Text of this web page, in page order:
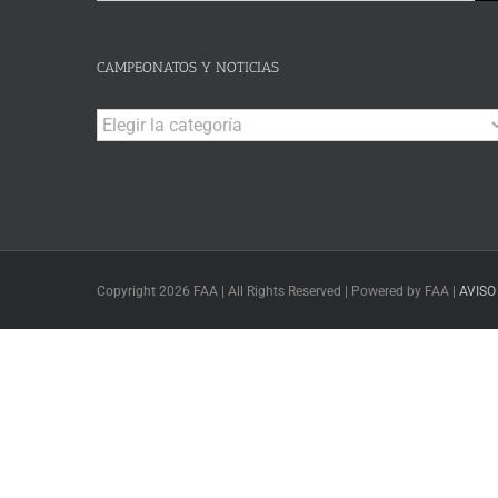
CAMPEONATOS Y NOTICIAS
Campeonatos
y
Copyright 2026 FAA | All Rights Reserved | Powered by FAA |